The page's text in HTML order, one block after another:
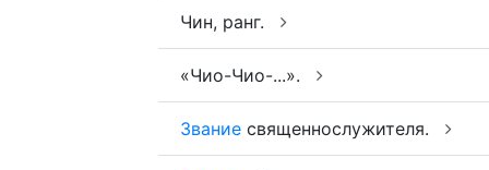
Чин, ранг.
«Чио-Чио-...».
Звание священнослужителя.